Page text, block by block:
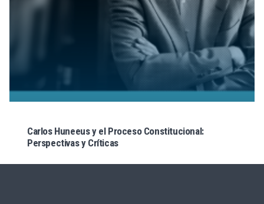
Carlos Huneeus y el Proceso Constitucional:
Perspectivas y Críticas